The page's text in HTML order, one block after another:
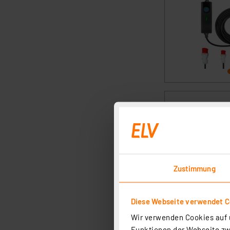
Zustimmung
Diese Webseite verwendet
Wir verwenden Cookies